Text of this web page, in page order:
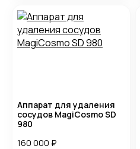
Аппарат для удаления
сосудов MagiCosmo SD
980
160 000 ₽